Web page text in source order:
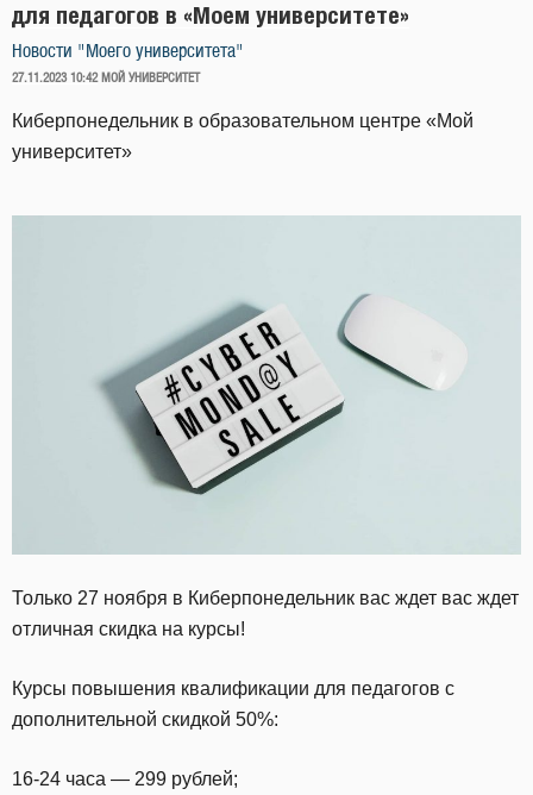
для педагогов в «Моем университете»
Новости "Моего университета"
ОПУБЛИКОВАНО
27.11.2023 10:42 МОЙ УНИВЕРСИТЕТ
Киберпонедельник в образовательном центре «Мой
университет»
Только 27 ноября в Киберпонедельник вас ждет вас ждет
отличная скидка на курсы!
Курсы повышения квалификации для педагогов с
дополнительной скидкой 50%:
16-24 часа — 299 рублей;